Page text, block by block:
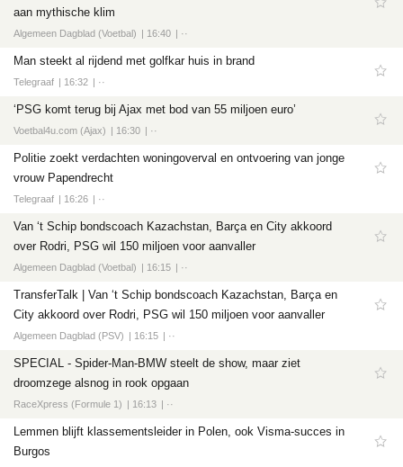
aan mythische klim
Algemeen Dagblad (Voetbal) 16:40 ··
Man steekt al rijdend met golfkar huis in brand
Telegraaf 16:32 ··
‘PSG komt terug bij Ajax met bod van 55 miljoen euro’
Voetbal4u.com (Ajax) 16:30 ··
Politie zoekt verdachten woningoverval en ontvoering van jonge
vrouw Papendrecht
Telegraaf 16:26 ··
Van ‘t Schip bondscoach Kazachstan, Barça en City akkoord
over Rodri, PSG wil 150 miljoen voor aanvaller
Algemeen Dagblad (Voetbal) 16:15 ··
TransferTalk | Van ‘t Schip bondscoach Kazachstan, Barça en
City akkoord over Rodri, PSG wil 150 miljoen voor aanvaller
Algemeen Dagblad (PSV) 16:15 ··
SPECIAL - Spider-Man-BMW steelt de show, maar ziet
droomzege alsnog in rook opgaan
RaceXpress (Formule 1) 16:13 ··
Lemmen blijft klassementsleider in Polen, ook Visma-succes in
Burgos